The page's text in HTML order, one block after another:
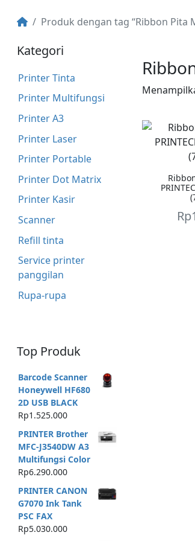
Produk dengan tag “Ribbon Pita
Kategori
Printer Tinta
Printer Multifungsi
Printer A3
Printer Laser
Printer Portable
Printer Dot Matrix
Printer Kasir
Scanner
Refill tinta
Service printer
panggilan
Rupa-rupa
Top Produk
Barcode Scanner
Honeywell HF680
2D USB BLACK
Rp1.525.000
PRINTER Brother
MFC-J3540DW A3
Multifungsi Color
Rp6.290.000
PRINTER CANON
G7070 Ink Tank
PSC FAX
Rp5.030.000
Rp